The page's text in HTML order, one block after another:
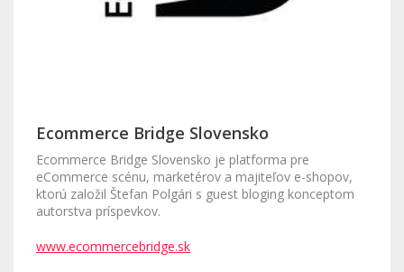
Ecommerce Bridge Slovensko
Ecommerce Bridge Slovensko je platforma pre
eCommerce scénu, marketérov a majiteľov e-shopov,
ktorú založil Štefan Polgári s guest bloging konceptom
autorstva príspevkov.
www.ecommercebridge.sk